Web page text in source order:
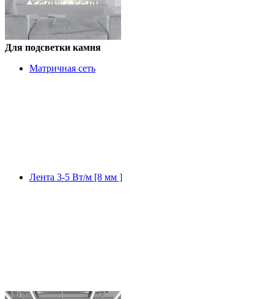
Для подсветки камня
Матричная сеть
Лента 3-5 Вт/м [8 мм ]